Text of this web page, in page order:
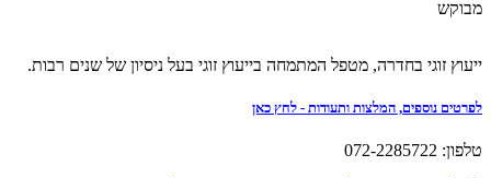
מבוקש
ייעוץ זוגי בחדרה, מטפל המתמחה בייעוץ זוגי בעל ניסיון של שנים רבות.
לפרטים נוספים, המלצות ותעודות - לחץ כאן
טלפון: 072-2285722